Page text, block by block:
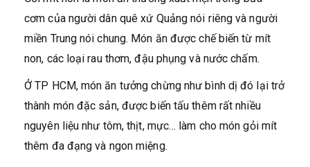
cơm của người dân quê xứ Quảng nói riêng và người
miền Trung nói chung. Món ăn được chế biến từ mít
non, các loại rau thơm, đậu phụng và nước chấm.
Ở TP HCM, món ăn tưởng chừng như bình dị đó lại trở
thành món đặc sản, được biến tấu thêm rất nhiều
nguyên liệu như tôm, thịt, mực… làm cho món gỏi mít
thêm đa đạng và ngon miệng.